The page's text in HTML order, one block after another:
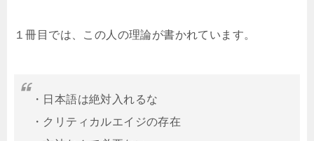
１冊目では、この人の理論が書かれています。
・日本語は絶対入れるな
・クリティカルエイジの存在